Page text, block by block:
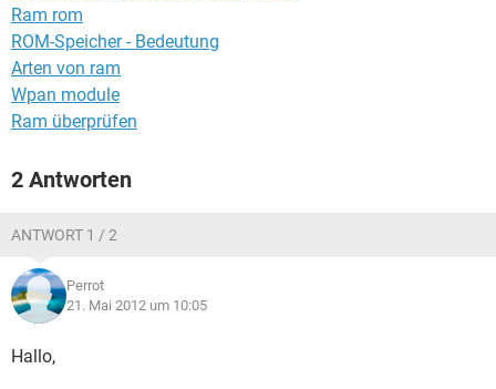
Ram rom
ROM-Speicher - Bedeutung
Arten von ram
Wpan module
Ram überprüfen
2 Antworten
ANTWORT 1 / 2
Perrot
21. Mai 2012 um 10:05
Hallo,